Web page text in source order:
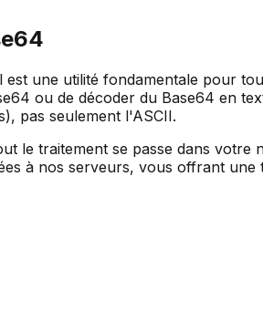
une utilité fondamentale pour
ou de décoder du Base64 en
pas seulement l'ASCII.
le traitement se passe dans votre
à nos serveurs, vous offrant une